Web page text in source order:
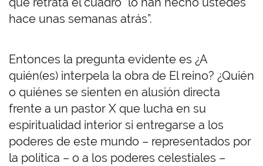
hace unas semanas atrás”.
Entonces la pregunta evidente es ¿A
quién(es) interpela la obra de El reino? ¿Quién
o quiénes se sienten en alusión directa
frente a un pastor X que lucha en su
espiritualidad interior si entregarse a los
poderes de este mundo – representados por
la política – o a los poderes celestiales –